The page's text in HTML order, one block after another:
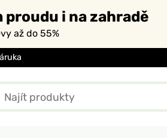
proudu i na zahradě
až do 55%